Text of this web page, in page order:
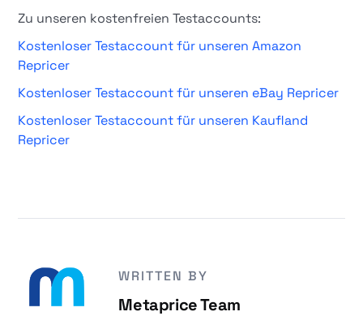
Zu unseren kostenfreien Testaccounts:
Kostenloser Testaccount für unseren Amazon
Repricer
Kostenloser Testaccount für unseren eBay Repricer
Kostenloser Testaccount für unseren Kaufland
Repricer
WRITTEN BY
Metaprice Team